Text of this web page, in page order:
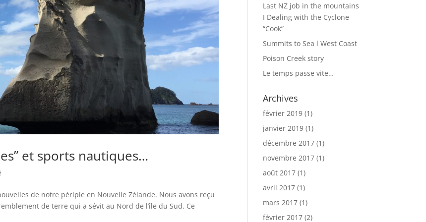
et sports nautiques…
de notre périple en Nouvelle Zélande. Nous avons reçu
de terre qui a sévit au Nord de l’île du Sud. Ce
Last NZ job in the mountains
I Dealing with the Cyclone
“Cook”
Summits to Sea l West Coast
Poison Creek story
Le temps passe vite…
Archives
février 2019 (1)
janvier 2019 (1)
décembre 2017 (1)
novembre 2017 (1)
août 2017 (1)
avril 2017 (1)
mars 2017 (1)
février 2017 (2)